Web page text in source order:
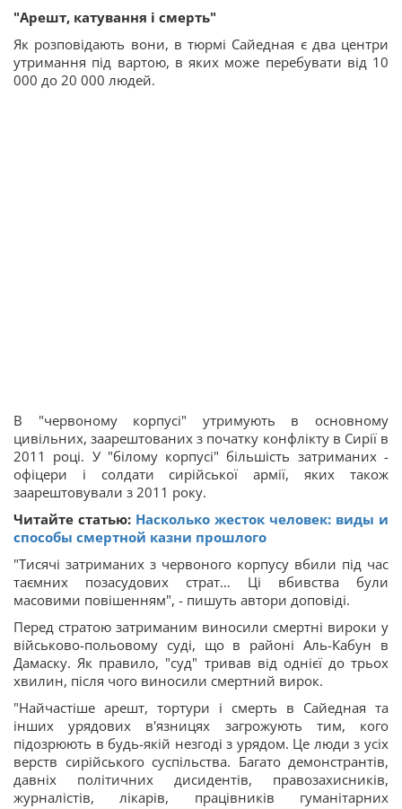
"Арешт, катування і смерть"
Як розповідають вони, в тюрмі Сайедная є два центри
утримання під вартою, в яких може перебувати від 10
000 до 20 000 людей.
В "червоному корпусі" утримують в основному
цивільних, заарештованих з початку конфлікту в Сирії в
2011 році. У "білому корпусі" більшість затриманих -
офіцери і солдати сирійської армії, яких також
заарештовували з 2011 року.
Читайте статью: Насколько жесток человек: виды и
способы смертной казни прошлого
"Тисячі затриманих з червоного корпусу вбили під час
таємних позасудових страт… Ці вбивства були
масовими повішенням", - пишуть автори доповіді.
Перед стратою затриманим виносили смертні вироки у
військово-польовому суді, що в районі Аль-Кабун в
Дамаску. Як правило, "суд" тривав від однієї до трьох
хвилин, після чого виносили смертний вирок.
"Найчастіше арешт, тортури і смерть в Сайедная та
інших урядових в'язницях загрожують тим, кого
підозрюють в будь-якій незгоді з урядом. Це люди з усіх
верств сирійського суспільства. Багато демонстрантів,
давніх політичних дисидентів, правозахисників,
журналістів, лікарів, працівників гуманітарних